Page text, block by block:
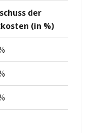
der
(in %)